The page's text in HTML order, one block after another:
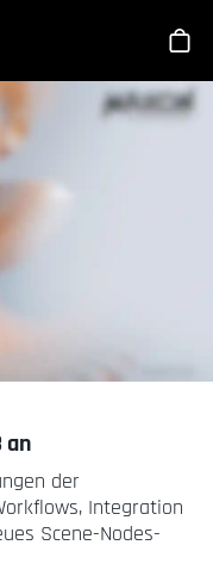
content
an
der
Integration
Scene-Nodes-